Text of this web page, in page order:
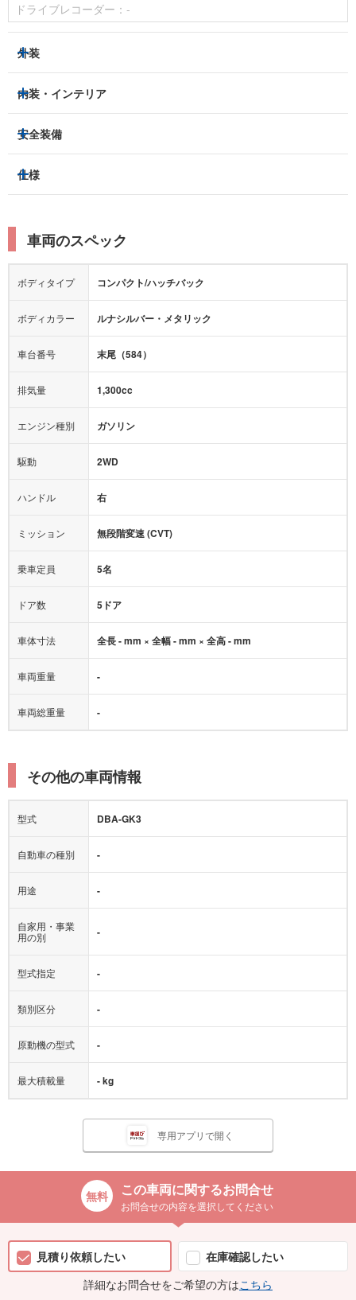
ドライブレコーダー： -
外装
ヘッドライト
アルミホイール：-
サンルーフ/ガラスルーフ
ルーフレール
エアロパーツ
ローダウン
内装・インテリア
3列シート
ベンチシート
パワーシート
シートヒーター
カーナビ：メモリーナビ他
ミュージックプレイヤー接続可
後席モニター
安全装備
トラクションコントロール
レーンキープアシスト
横滑り防止装置
衝突被害軽減プレーキ
カメラ：バック
エアバッグ：
ダブルエアバッグ
衝撃緩和ヘッドレスト
サポカー
アクセル踏み間違い（誤発進）防止装置
アダプティブクルーズコントロール
ヒルディセントコントロール
オートマチックハイビーム
仕様
車両のスペック
ボディタイプ コンパクト/ハッチバック
ボディカラー ルナシルバー・メタリック
車台番号 末尾（584）
排気量 1,300cc
エンジン種別 ガソリン
駆動 2WD
ハンドル 右
ミッション 無段階変速 (CVT)
乗車定員 5名
ドア数 5ドア
車体寸法 全長 - mm × 全幅 - mm × 全高 - mm
車両重量 -
車両総重量 -
その他の車両情報
型式 DBA-GK3
自動車の種別 -
用途 -
自家用・事業
用の別
-
型式指定 -
類別区分 -
原動機の型式 -
最大積載量 - kg
専用アプリで開く
この車両に関するお問合せ
お問合せの内容を選択してください
見積り依頼したい
在庫確認したい
詳細なお問合せをご希望の方はこちら